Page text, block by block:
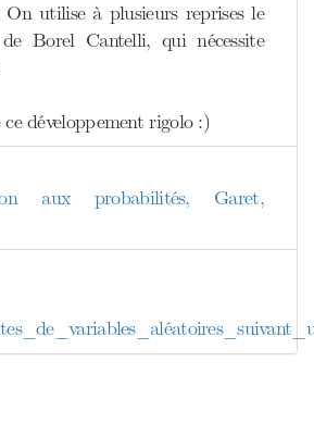
On utilise à plusieurs reprises le
Borel Cantelli, qui nécessite
développement rigolo :)
aux probabilités, Garet,